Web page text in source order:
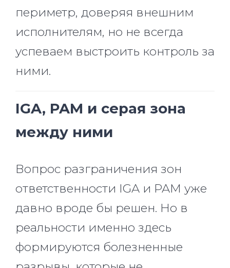
периметр, доверяя внешним
исполнителям, но не всегда
успеваем выстроить контроль за
ними.
IGA, PAM и серая зона
между ними
Вопрос разграничения зон
ответственности IGA и PAM уже
давно вроде бы решен. Но в
реальности именно здесь
формируются болезненные